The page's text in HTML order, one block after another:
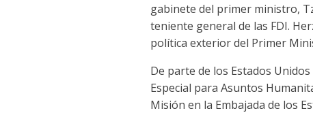
gabinete del primer ministro,
teniente general de las FDI.
política exterior del Primer
De parte de los Estados
Especial para Asuntos
Misión en la Embajada de los